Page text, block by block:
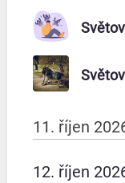
11. říjen
12. říjen